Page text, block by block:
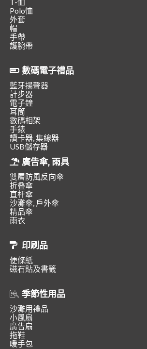
Polo恤
外套
帽
手帶
護腕帶
數碼電子禮品
藍牙揚聲器
計步器
電子鐘
耳筒
數碼相架
手錶
讀卡器, 集線器
USB儲存器
廣告傘, 雨具
雙層防風反向傘
折叠傘
直杆傘
沙灘傘, 戶外傘
精品傘
雨衣
印刷品
便條紙
磁石貼及書籤
季節性用品
沙灘用禮品
小風扇
廣告扇
拖鞋
暖手包